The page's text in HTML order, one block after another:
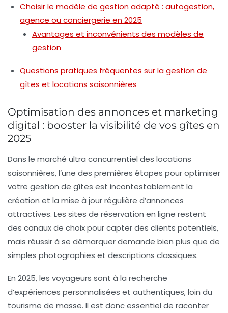
Choisir le modèle de gestion adapté : autogestion,
agence ou conciergerie en 2025
Avantages et inconvénients des modèles de
gestion
Questions pratiques fréquentes sur la gestion de
gîtes et locations saisonnières
Optimisation des annonces et marketing
digital : booster la visibilité de vos gîtes en
2025
Dans le marché ultra concurrentiel des locations
saisonnières, l’une des premières étapes pour optimiser
votre gestion de gîtes est incontestablement la
création et la mise à jour régulière d’annonces
attractives. Les sites de réservation en ligne restent
des canaux de choix pour capter des clients potentiels,
mais réussir à se démarquer demande bien plus que de
simples photographies et descriptions classiques.
En 2025, les voyageurs sont à la recherche
d’expériences personnalisées et authentiques, loin du
tourisme de masse. Il est donc essentiel de raconter